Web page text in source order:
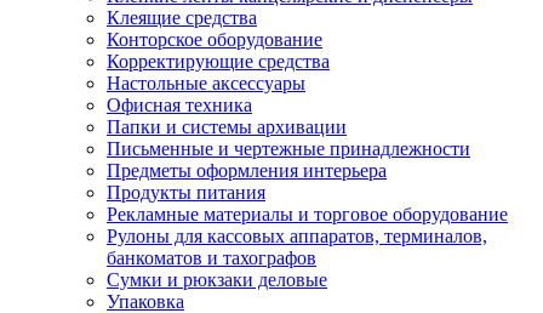
Клеящие средства
Конторское оборудование
Корректирующие средства
Настольные аксессуары
Офисная техника
Папки и системы архивации
Письменные и чертежные принадлежности
Предметы оформления интерьера
Продукты питания
Рекламные материалы и торговое оборудование
Рулоны для кассовых аппаратов, терминалов,
банкоматов и тахографов
Сумки и рюкзаки деловые
Упаковка